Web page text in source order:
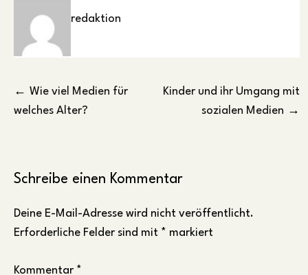
redaktion
Beitragsnavigation
Wie viel Medien für
welches Alter?
Kinder und ihr Umgang mit
sozialen Medien
Schreibe einen Kommentar
Deine E-Mail-Adresse wird nicht veröffentlicht.
Erforderliche Felder sind mit * markiert
Kommentar *